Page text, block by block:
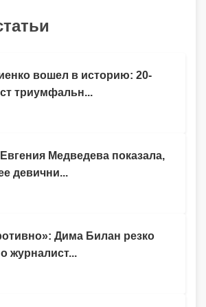
вошел в историю: 20-
триумфальн...
Медведева показала,
девични...
Дима Билан резко
журналист...